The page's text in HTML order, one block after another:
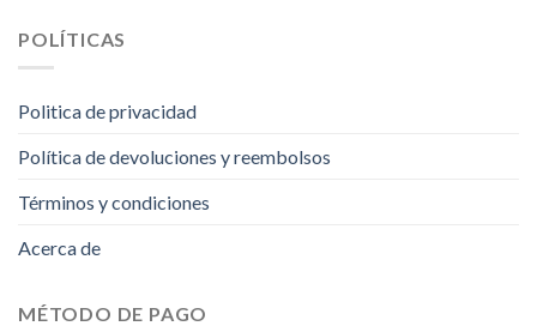
POLÍTICAS
Politica de privacidad
Política de devoluciones y reembolsos
Términos y condiciones
Acerca de
MÉTODO DE PAGO